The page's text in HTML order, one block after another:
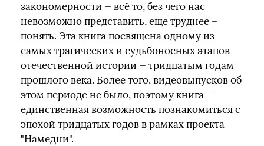
закономерности — всё то, без чего нас
невозможно представить, еще труднее –
понять. Эта книга посвящена одному из
самых трагических и судьбоносных этапов
отечественной истории — тридцатым годам
прошлого века. Более того, видеовыпусков об
этом периоде не было, поэтому книга —
единственная возможность познакомиться с
эпохой тридцатых годов в рамках проекта
"Намедни".